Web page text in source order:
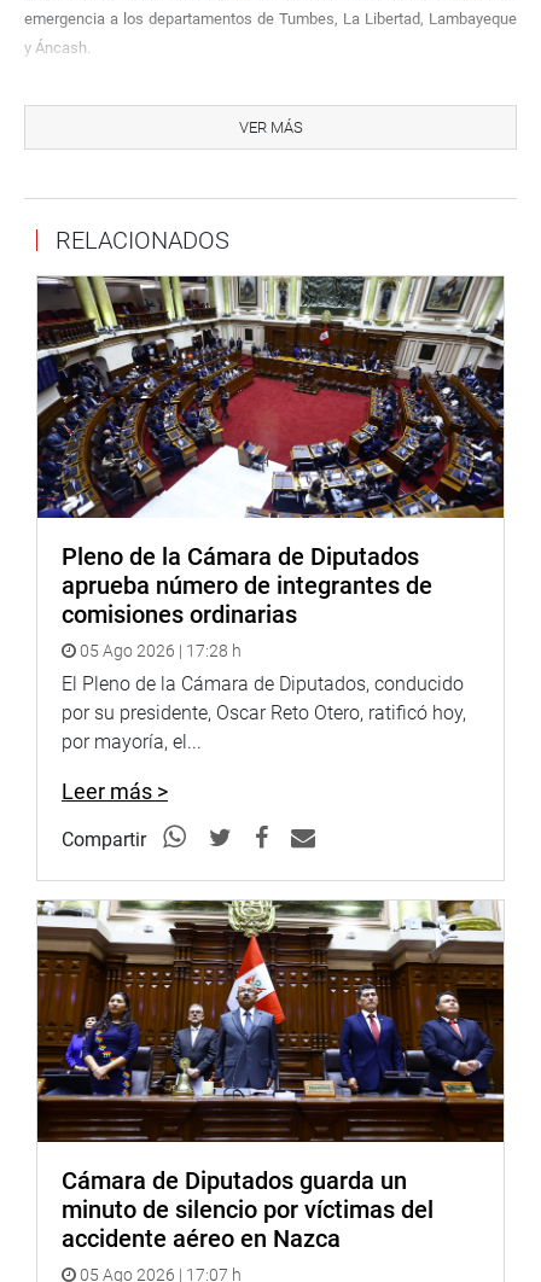
emergencia a los departamentos de Tumbes, La Libertad, Lambayeque
y Áncash.
VER MÁS
RELACIONADOS
Pleno de la Cámara de Diputados
aprueba número de integrantes de
comisiones ordinarias
05 Ago 2026 | 17:28 h
El Pleno de la Cámara de Diputados, conducido
por su presidente, Oscar Reto Otero, ratificó hoy,
por mayoría, el...
Leer más >
Compartir
Cámara de Diputados guarda un
minuto de silencio por víctimas del
accidente aéreo en Nazca
05 Ago 2026 | 17:07 h